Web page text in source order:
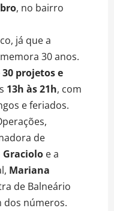
, no bairro
já que a
30 anos.
projetos e
13h às 21h, com
e feriados.
de
Graciolo e a
Mariana
de Balneário
dos números.